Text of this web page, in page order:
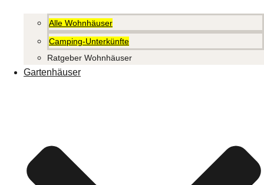
Alle Wohnhäuser
Camping-Unterkünfte
Ratgeber Wohnhäuser
Gartenhäuser